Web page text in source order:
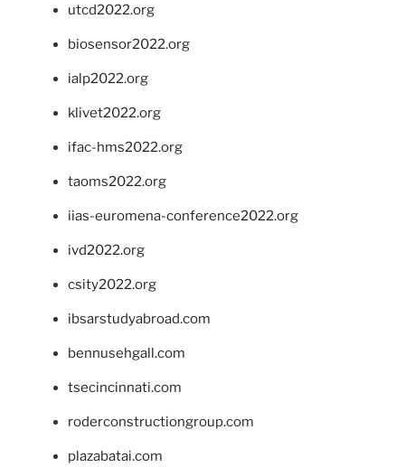
utcd2022.org
biosensor2022.org
ialp2022.org
klivet2022.org
ifac-hms2022.org
taoms2022.org
iias-euromena-conference2022.org
ivd2022.org
csity2022.org
ibsarstudyabroad.com
bennusehgall.com
tsecincinnati.com
roderconstructiongroup.com
plazabatai.com